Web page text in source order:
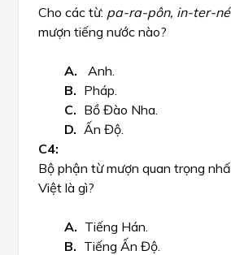
Cho các từ: pa-ra-pôn, in-ter-
mượn tiếng nước nào?
Anh.
Pháp.
Bồ Đào Nha.
Ấn Độ.
Bộ phận từ mượn quan trọng
Việt là gì?
Tiếng Hán.
Tiếng Ấn Độ.